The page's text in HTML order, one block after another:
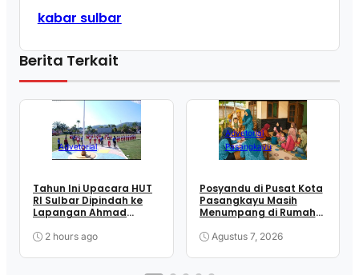
kabar sulbar
Berita Terkait
Advetorial
Tahun Ini Upacara HUT
RI Sulbar Dipindah ke
Lapangan Ahmad
2 hours ago
Advetorial
Pasangkayu
Posyandu di Pusat Kota
Pasangkayu Masih
Menumpang di Rumah
Agustus 7, 2026